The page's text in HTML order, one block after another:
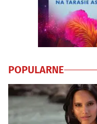
POPULARNE